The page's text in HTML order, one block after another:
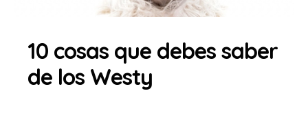
10 cosas que debes saber
de los Westy